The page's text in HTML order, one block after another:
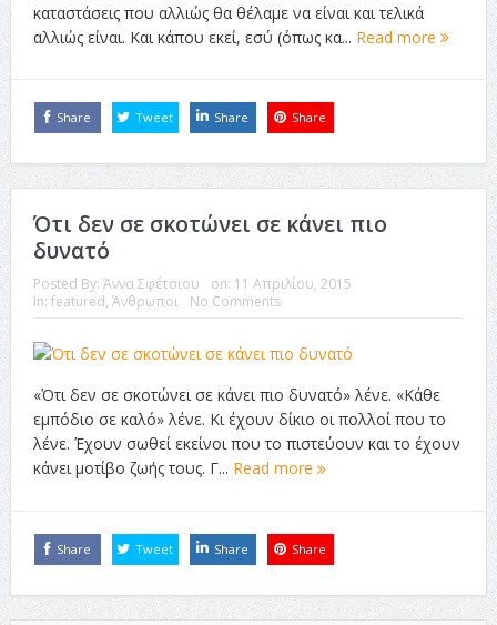
Τρία Βήματα Μπροστά για Σένα και την Επιχείρησή σου
καταστάσεις που αλλιώς θα θέλαμε να είναι και τελικά
αλλιώς είναι. Και κάπου εκεί, εσύ (όπως κα... Read more
Share Tweet Share Share
Ότι δεν σε σκοτώνει σε κάνει πιο
δυνατό
Posted By: Άννα Σφέτσιου on: 11 Απριλίου, 2015
In: featured, Άνθρωποι No Comments
«Ότι δεν σε σκοτώνει σε κάνει πιο δυνατό» λένε. «Κάθε
εμπόδιο σε καλό» λένε. Κι έχουν δίκιο οι πολλοί που το
λένε. Έχουν σωθεί εκείνοι που το πιστεύουν και το έχουν
κάνει μοτίβο ζωής τους. Γ... Read more
Share Tweet Share Share